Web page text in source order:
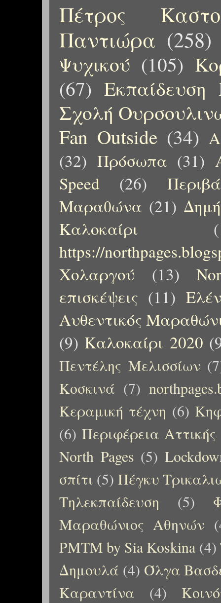
Πέτρος
Παντιώρα (258)
Ψυχικού (105)
(67) Εκπαίδευση
Σχολή
Fan Outside (34)
(32) Πρόσωπα (31)
Speed
(26)
Μαραθώνα (21)
Καλοκαίρι
https://
Χολαργού
(13)
επισκέψεις (11)
Αυθεντικός
(9) Καλοκαίρι 2020
Πεντέλης Μελισσίων
Κοσκινά (7)
Κεραμική τέχνη (6)
(6) Περιφέρεια Αττικής
North Pages (5)
σπίτι (5) Πέγκυ
Τηλεκπαίδευση
(5)
Μαραθώνιος Αθηνών
PMTM by Sia Koskina (4)
Δημουλά (4) Όλγα
Καραντίνα
(4)